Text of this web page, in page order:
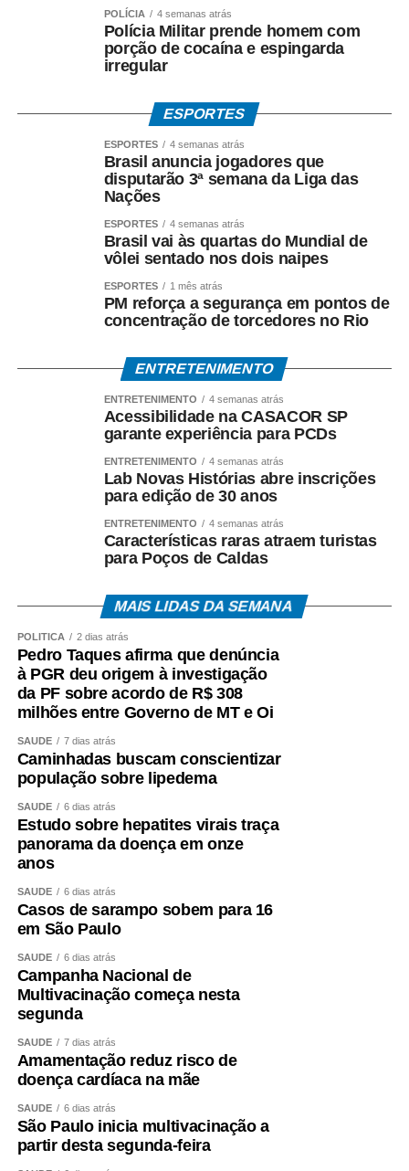
Entre os crimes investigados estão: *organização
criminosa, peculato, lavagem de dinheiro, crimes contra o
Sistema Financeiro Nacional e uso de informação
Até o momento, a investigação segue em andamento e
não há condenação de qualquer investigado.
*O que diz Mauro Mendes*
*Mauro Mendes nega todas as acusações.*
Em manifestações públicas, o ex-governador afirma que
o acordo foi celebrado dentro da legalidade, com
respaldo técnico e jurídico, e sustenta que a investigação
esclarecerá a regularidade dos atos praticados durante
ambiente de disputa política.
*Investigação continua*
A Polícia Federal prossegue com a coleta de provas e a
análise dos documentos apreendidos durante a
Operação Heritage.
A existência da investigação não representa condenação,
e todos os investigados têm assegurados os direitos ao
contraditório, à ampla defesa e à presunção de inocência.
do caso e trará novas informações à medida que houver
manifestações oficiais das autoridades e das partes
envolvidas.
COMENTE ABAIXO:
WhatsApp
Facebook
Twitter
Messenger
LinkedIn
Share
POLÍCIA 4 semanas atrás
Polícia Militar prende homem com
porção de cocaína e espingarda
irregular
ESPORTES
ESPORTES 4 semanas atrás
Brasil anuncia jogadores que
disputarão 3ª semana da Liga das
Nações
ESPORTES 4 semanas atrás
Brasil vai às quartas do Mundial de
vôlei sentado nos dois naipes
ESPORTES 1 mês atrás
PM reforça a segurança em pontos de
concentração de torcedores no Rio
ENTRETENIMENTO
ENTRETENIMENTO 4 semanas atrás
Acessibilidade na CASACOR SP
garante experiência para PCDs
ENTRETENIMENTO 4 semanas atrás
Lab Novas Histórias abre inscrições
para edição de 30 anos
ENTRETENIMENTO 4 semanas atrás
Características raras atraem turistas
para Poços de Caldas
MAIS LIDAS DA SEMANA
POLÍTICA 2 dias atrás
Pedro Taques afirma que denúncia
à PGR deu origem à investigação
da PF sobre acordo de R$ 308
milhões entre Governo de MT e Oi
SAÚDE 7 dias atrás
Caminhadas buscam conscientizar
população sobre lipedema
SAÚDE 6 dias atrás
Estudo sobre hepatites virais traça
panorama da doença em onze
anos
SAÚDE 6 dias atrás
Casos de sarampo sobem para 16
em São Paulo
SAÚDE 6 dias atrás
Campanha Nacional de
Multivacinação começa nesta
segunda
SAÚDE 7 dias atrás
Amamentação reduz risco de
doença cardíaca na mãe
SAÚDE 6 dias atrás
São Paulo inicia multivacinação a
partir desta segunda-feira